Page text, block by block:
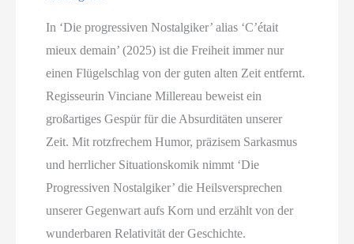
In ‘Die progressiven Nostalgiker’ alias ‘C’était
mieux demain’ (2025) ist die Freiheit immer nur
einen Flügelschlag von der guten alten Zeit entfernt.
Regisseurin Vinciane Millereau beweist ein
großartiges Gespür für die Absurditäten unserer
Zeit. Mit rotzfrechem Humor, präzisem Sarkasmus
und herrlicher Situationskomik nimmt ‘Die
Progressiven Nostalgiker’ die Heilsversprechen
unserer Gegenwart aufs Korn und erzählt von der
wunderbaren Relativität der Geschichte.